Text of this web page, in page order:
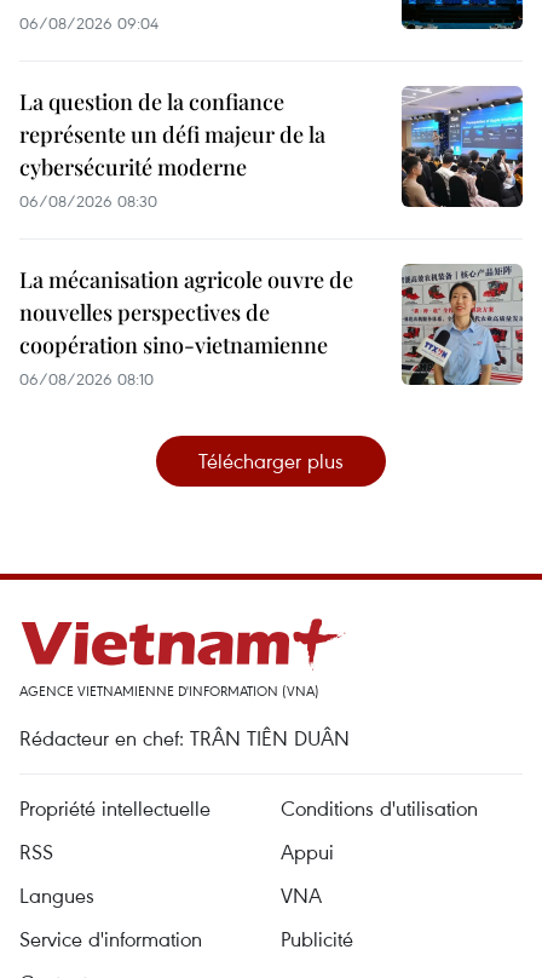
06/08/2026 09:04
La question de la confiance
représente un défi majeur de la
cybersécurité moderne
06/08/2026 08:30
La mécanisation agricole ouvre de
nouvelles perspectives de
coopération sino-vietnamienne
06/08/2026 08:10
Télécharger plus
AGENCE VIETNAMIENNE D'INFORMATION (VNA)
Rédacteur en chef: TRÂN TIÊN DUÂN
Propriété intellectuelle
Conditions d'utilisation
RSS
Appui
Langues
VNA
Service d'information
Publicité